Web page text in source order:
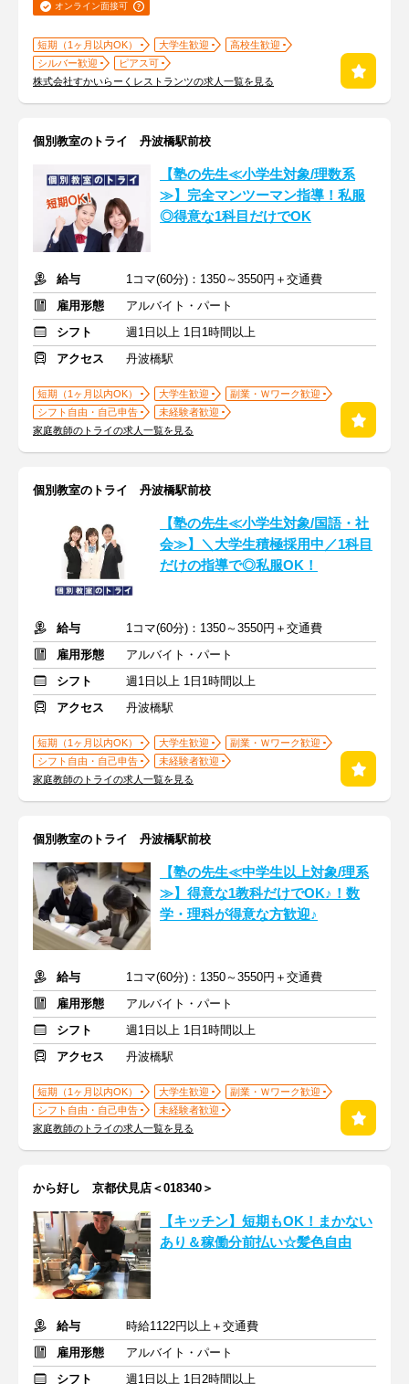
オンライン面接可
短期（1ヶ月以内OK） 大学生歓迎
高校生歓迎
シルバー歓迎
ピアス可
株式会社すかいらーくレストランツの求人一覧を見る
個別教室のトライ 丹波橋駅前校
【塾の先生≪小学生対象/理数系
≫】完全マンツーマン指導！私服
◎得意な1科目だけでOK
給与
1コマ(60分)：1350～3550円＋交通費
雇用形態
アルバイト・パート
シフト
週1日以上 1日1時間以上
アクセス
丹波橋駅
短期（1ヶ月以内OK） 大学生歓迎
副業・Ｗワーク歓迎
シフト自由・自己申告
未経験者歓迎
家庭教師のトライの求人一覧を見る
個別教室のトライ 丹波橋駅前校
【塾の先生≪小学生対象/国語・社
会≫】＼大学生積極採用中／1科目
だけの指導で◎私服OK！
給与
1コマ(60分)：1350～3550円＋交通費
雇用形態
アルバイト・パート
シフト
週1日以上 1日1時間以上
アクセス
丹波橋駅
短期（1ヶ月以内OK） 大学生歓迎
副業・Ｗワーク歓迎
シフト自由・自己申告
未経験者歓迎
家庭教師のトライの求人一覧を見る
個別教室のトライ 丹波橋駅前校
【塾の先生≪中学生以上対象/理系
≫】得意な1教科だけでOK♪！数
学・理科が得意な方歓迎♪
給与
1コマ(60分)：1350～3550円＋交通費
雇用形態
アルバイト・パート
シフト
週1日以上 1日1時間以上
アクセス
丹波橋駅
短期（1ヶ月以内OK） 大学生歓迎
副業・Ｗワーク歓迎
シフト自由・自己申告
未経験者歓迎
家庭教師のトライの求人一覧を見る
から好し 京都伏見店＜018340＞
【キッチン】短期もOK！まかない
あり＆稼働分前払い☆髪色自由
給与
時給1122円以上＋交通費
雇用形態
アルバイト・パート
シフト
週1日以上 1日2時間以上